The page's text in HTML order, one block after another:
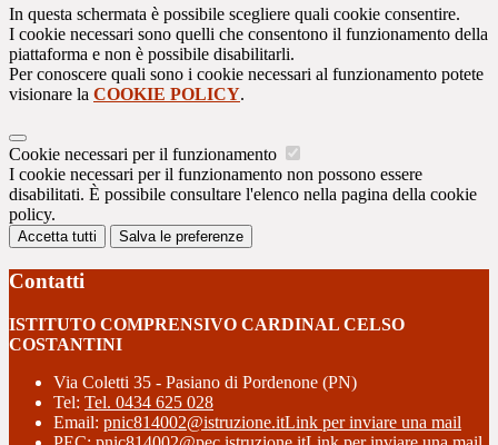
In questa schermata è possibile scegliere quali cookie consentire.
I cookie necessari sono quelli che consentono il funzionamento della
piattaforma e non è possibile disabilitarli.
Per conoscere quali sono i cookie necessari al funzionamento potete
visionare la COOKIE POLICY.
Cookie necessari per il funzionamento
I cookie necessari per il funzionamento non possono essere
disabilitati. È possibile consultare l'elenco nella pagina della cookie
policy.
Accetta tutti Salva le preferenze
Contatti
ISTITUTO COMPRENSIVO CARDINAL CELSO
COSTANTINI
Via Coletti 35 - Pasiano di Pordenone (PN)
Tel: Tel. 0434 625 028
Email: pnic814002@istruzione.itLink per inviare una mail